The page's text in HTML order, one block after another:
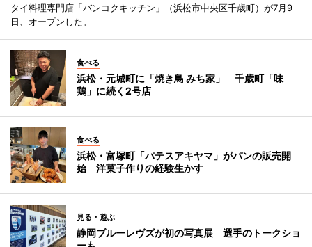
タイ料理専門店「バンコクキッチン」（浜松市中央区千歳町）が7月9
日、オープンした。
食べる
浜松・元城町に「焼き鳥 みち家」 千歳町「味
鶏」に続く2号店
食べる
浜松・富塚町「パテスアキヤマ」がパンの販売開
始 洋菓子作りの経験生かす
見る・遊ぶ
静岡ブルーレヴズが初の写真展 選手のトークショ